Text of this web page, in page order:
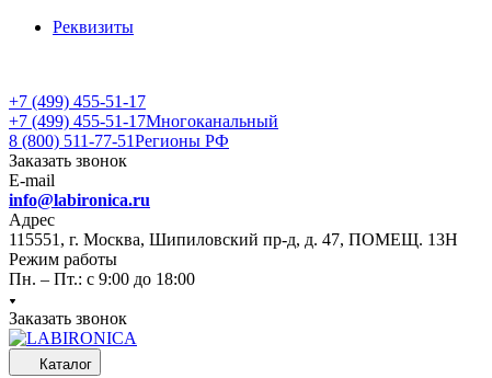
Реквизиты
+7 (499) 455-51-17
+7 (499) 455-51-17Многоканальный
8 (800) 511-77-51Регионы РФ
Заказать звонок
E-mail
info@labironica.ru
Адрес
115551, г. Москва, Шипиловский пр-д, д. 47, ПОМЕЩ. 13Н
Режим работы
Пн. – Пт.: с 9:00 до 18:00
Заказать звонок
Каталог